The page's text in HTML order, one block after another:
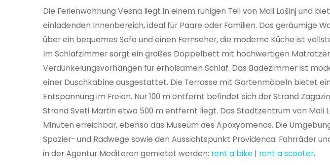
Die Ferienwohnung Vesna liegt in einem ruhigen Teil von Mali Lošinj und
einladenden Innenbereich, ideal für Paare oder Familien. Das geräumige
über ein bequemes Sofa und einen Fernseher, die moderne Küche ist
Im Schlafzimmer sorgt ein großes Doppelbett mit hochwertigen
Verdunkelungsvorhängen für erholsamen Schlaf. Das Badezimmer ist
einer Duschkabine ausgestattet. Die Terrasse mit Gartenmöbeln bietet
Entspannung im Freien. Nur 100 m entfernt befindet sich der Strand
Strand Sveti Martin etwa 500 m entfernt liegt. Das Stadtzentrum von Mali
Minuten erreichbar, ebenso das Museum des Apoxyomenos. Die
Spazier- und Radwege sowie den Aussichtspunkt Providenca. Fahrräder
in der Agentur Mediteran gemietet werden: rent a bike | rent a scooter.